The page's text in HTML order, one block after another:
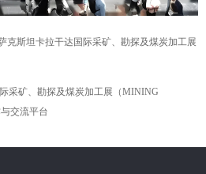
克斯坦卡拉干达国际采矿、勘探及煤炭加工展
采矿、勘探及煤炭加工展（MINING
交流平台